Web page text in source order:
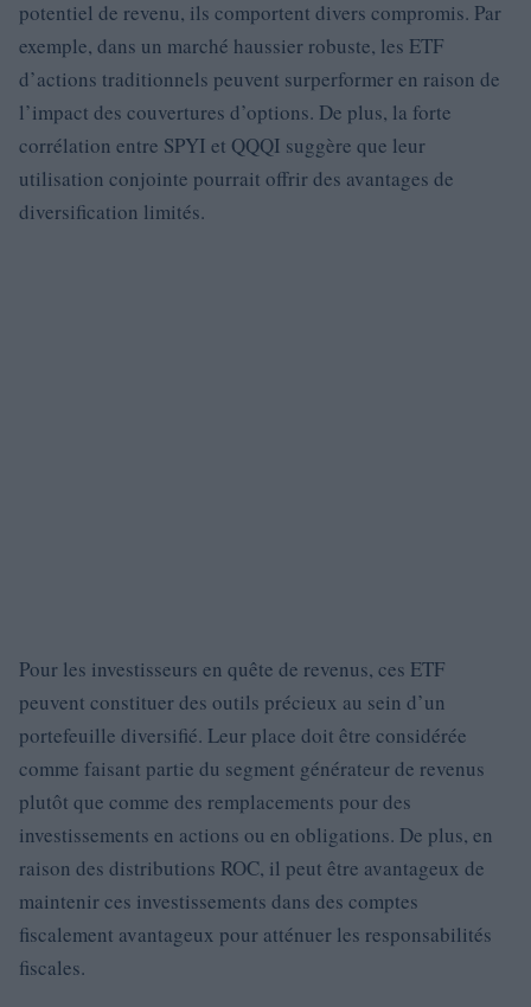
potentiel de revenu, ils comportent divers compromis. Par
exemple, dans un marché haussier robuste, les ETF
d’actions traditionnels peuvent surperformer en raison de
l’impact des couvertures d’options. De plus, la forte
corrélation entre SPYI et QQQI suggère que leur
utilisation conjointe pourrait offrir des avantages de
diversification limités.
Pour les investisseurs en quête de revenus, ces ETF
peuvent constituer des outils précieux au sein d’un
portefeuille diversifié. Leur place doit être considérée
comme faisant partie du segment générateur de revenus
plutôt que comme des remplacements pour des
investissements en actions ou en obligations. De plus, en
raison des distributions ROC, il peut être avantageux de
maintenir ces investissements dans des comptes
fiscalement avantageux pour atténuer les responsabilités
fiscales.